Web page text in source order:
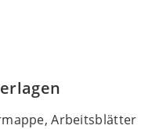
Arbeitsblätter